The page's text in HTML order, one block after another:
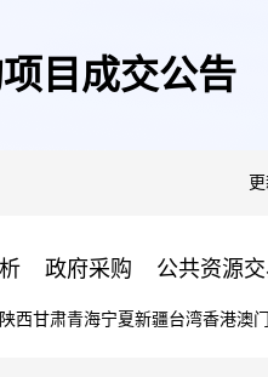
目成交公告
政府采购 公共资源
陕西甘肃青海宁夏新疆台湾香港澳门